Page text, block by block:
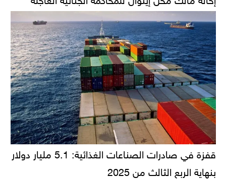
قفزة في صادرات الصناعات الغذائية: 5.1 مليار دولار
بنهاية الربع الثالث من 2025